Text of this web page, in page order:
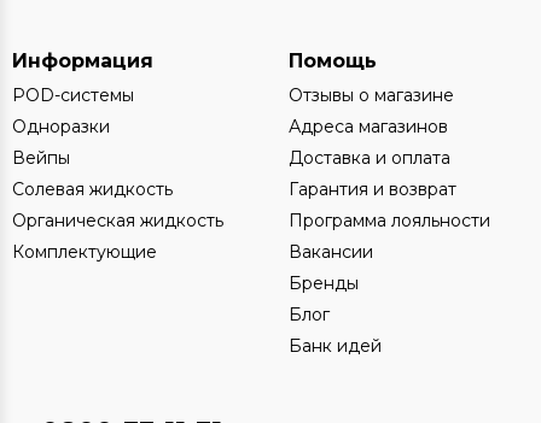
Информация
POD-системы
Одноразки
Вейпы
Солевая жидкость
Органическая жидкость
Комплектующие
Помощь
Отзывы о магазине
Адреса магазинов
Доставка и оплата
Гарантия и возврат
Программа лояльности
Вакансии
Бренды
Блог
Банк идей